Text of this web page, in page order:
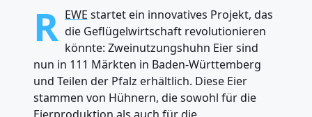
R EWE startet ein innovatives Projekt, das
die Geflügelwirtschaft revolutionieren
könnte: Zweinutzungshuhn Eier sind
nun in 111 Märkten in Baden-Württemberg
und Teilen der Pfalz erhältlich. Diese Eier
stammen von Hühnern, die sowohl für die
Eierproduktion als auch für die